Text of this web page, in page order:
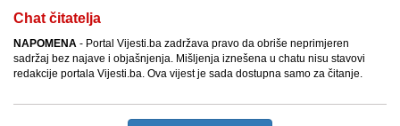
Chat čitatelja
NAPOMENA - Portal Vijesti.ba zadržava pravo da obriše neprimjeren
sadržaj bez najave i objašnjenja. Mišljenja iznešena u chatu nisu stavovi
redakcije portala Vijesti.ba. Ova vijest je sada dostupna samo za čitanje.